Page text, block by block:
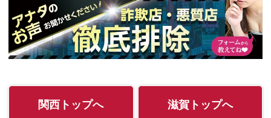
関西トップへ 滋賀トップへ